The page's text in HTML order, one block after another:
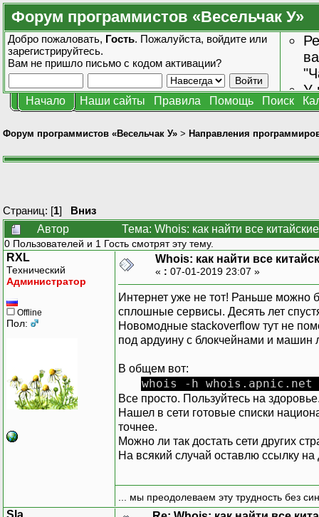
Форум программистов «Весельчак У»
Добро пожаловать, Гость. Пожалуйста, войдите или
зарегистрируйтесь.
Вам не пришло письмо с кодом активации?
У
Начало Наши сайты Правила Помощь Поиск
Форум программистов «Весельчак У» > Направления
Страниц: [1] Вниз
Автор
Тема: Whois: как найти все
0 Пользователей и 1 Гость смотрят эту тему.
RXL
Технический
Администратор
Offline
Пол:
Whois: как найти все
« : 07-01-2019 23:07 »
Интернет уже не тот! Раньше можно
сплошные сервисы. Десять лет
Новомодные stackoverflow тут не
под ардуину с блокчейнами и машин
В общем вот:
whois -h whois.apnic.net
Все просто. Пользуйтесь на
Нашел в сети готовые списки
точнее.
Можно ли так достать сети других
На всякий случай оставлю ссылку на
... мы преодолеваем эту трудность без
Sla